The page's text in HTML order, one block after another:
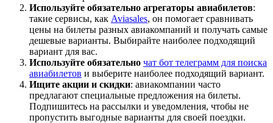
Используйте обязательно агрегаторы авиабилетов:
такие сервисы, как Aviasales, он помогает сравнивать
цены на билеты разных авиакомпаний и получать самые
дешевые варианты. Выбирайте наиболее подходящий
вариант для вас.
Используйте обязательно чат бот телеграмм для поиска
авиабилетов и выберите наиболее подходящий вариант.
Ищите акции и скидки: авиакомпании часто
предлагают специальные предложения на билеты.
Подпишитесь на рассылки и уведомления, чтобы не
пропустить выгодные варианты для своей поездки.